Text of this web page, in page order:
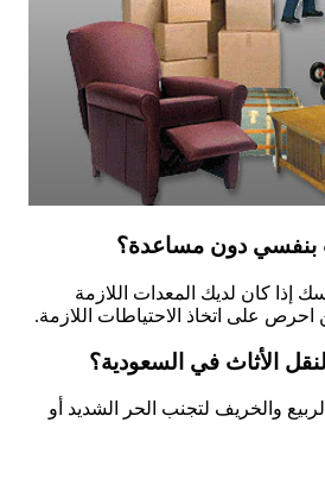
بنفسي دون مساعدة؟
إذا كان لديك المعدات اللازمة
على اتخاذ الاحتياطات اللازمة.
الأثاث في السعودية؟
والخريف لتجنب الحر الشديد أو